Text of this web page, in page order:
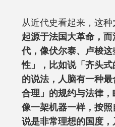
从近代史看起来，这种
起源于法国大革命，
代，像伏尔泰、卢梭
性」，比如说「齐头
的说法，人脑有一种
合理」的规约与法律
像一架机器一样，按
说是非常理想的国度